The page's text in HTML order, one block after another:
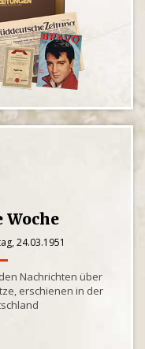
24.03.1951
Nachrichten über
erschienen in der